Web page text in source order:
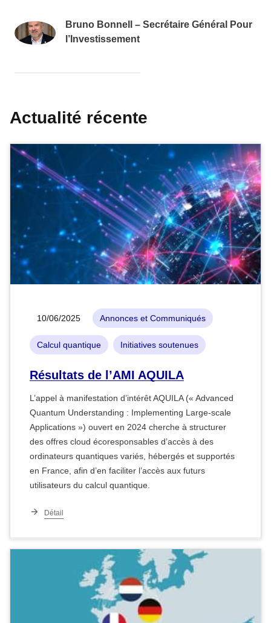
Bruno Bonnell – Secrétaire Général Pour
l’Investissement
Actualité récente
10/06/2025 Annonces et Communiqués
Calcul quantique Initiatives soutenues
Résultats de l’AMI AQUILA
L’appel à manifestation d’intérêt AQUILA (« Advanced
Quantum Understanding : Implementing Large-scale
Applications ») ouvert en 2024 cherche à structurer
des offres cloud écoresponsables d’accès à des
ordinateurs quantiques variés, hébergés et supportés
en France, afin d’en faciliter l’accès aux futurs
utilisateurs du calcul quantique.
Détail